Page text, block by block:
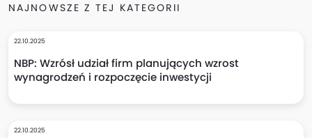
NAJNOWSZE Z TEJ KATEGORII
22.10.2025
NBP: Wzrósł udział firm planujących wzrost
wynagrodzeń i rozpoczęcie inwestycji
22.10.2025